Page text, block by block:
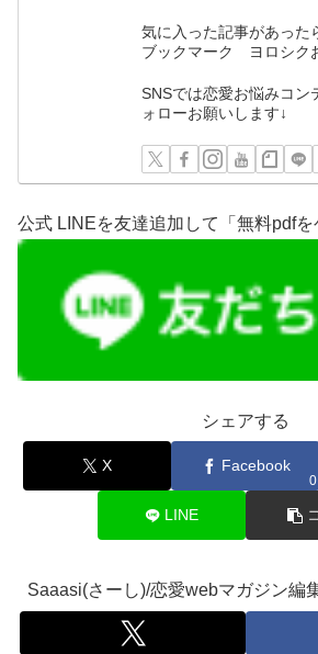
気に入った記事があった
ブックマーク ヨロシク
SNSでは恋愛お悩みコン
ォローお願いします↓
公式 LINEを友達追加して「無料pdfを
シェアする
X Facebook
0
LINE
Saaasi(さーし)/恋愛webマガジン編